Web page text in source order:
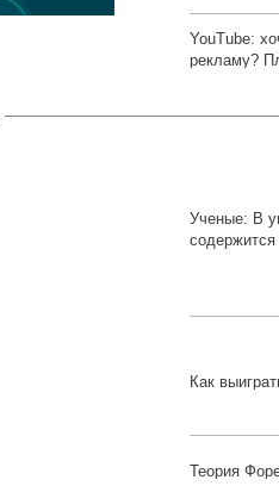
YouTube:
рекламу?
Ученые: В
Как
Теория